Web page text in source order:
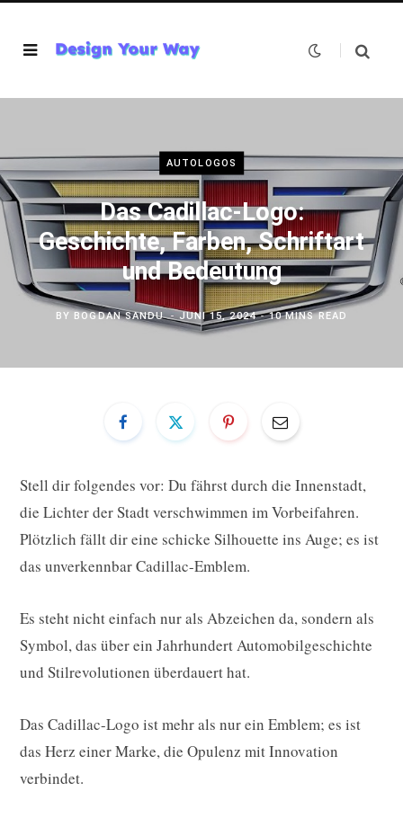
AUTOLOGOS
Das Cadillac-Logo:
Geschichte, Farben, Schriftart
und Bedeutung
BY BOGDAN SANDU JUNI 15, 2024 10 MINS READ
Stell dir folgendes vor: Du fährst durch die Innenstadt,
die Lichter der Stadt verschwimmen im Vorbeifahren.
Plötzlich fällt dir eine schicke Silhouette ins Auge; es ist
das unverkennbar Cadillac-Emblem.
Es steht nicht einfach nur als Abzeichen da, sondern als
Symbol, das über ein Jahrhundert Automobilgeschichte
und Stilrevolutionen überdauert hat.
Das Cadillac-Logo ist mehr als nur ein Emblem; es ist
das Herz einer Marke, die Opulenz mit Innovation
verbindet.